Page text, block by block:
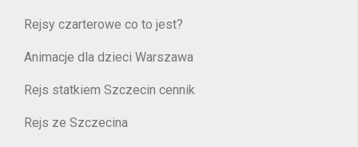
Rejsy czarterowe co to jest?
Animacje dla dzieci Warszawa
Rejs statkiem Szczecin cennik
Rejs ze Szczecina